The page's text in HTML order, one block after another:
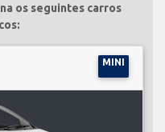
os seguintes carros
MINI